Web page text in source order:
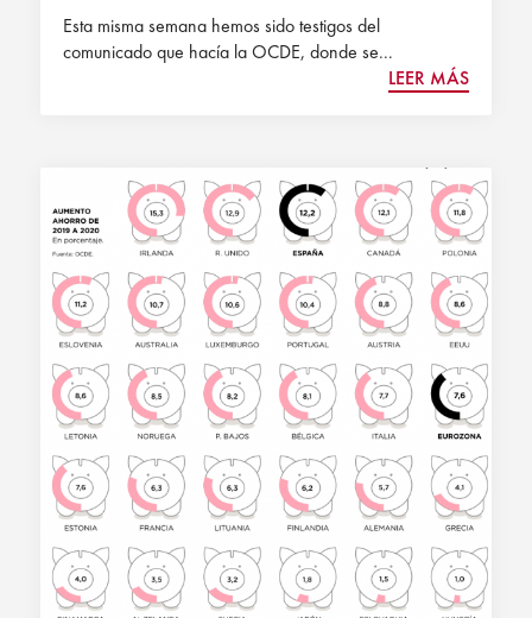
Esta misma semana hemos sido testigos del
comunicado que hacía la OCDE, donde se...
LEER MÁS